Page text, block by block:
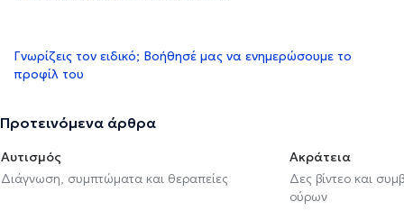
Γνωρίζεις τον ειδικό; Βοήθησέ μας να ενημερώσουμε το
προφίλ του
Προτεινόμενα άρθρα
Αυτισμός
Διάγνωση, συμπτώματα και θεραπείες
Ακράτεια
Δες βίντεο και
ούρων